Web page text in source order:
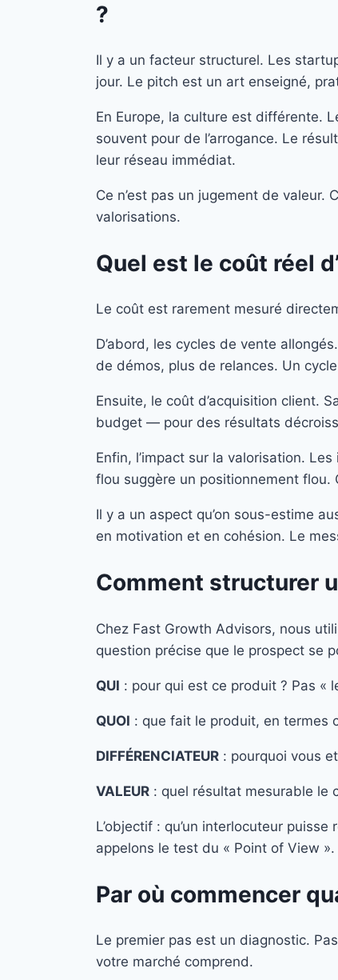
?
Il y a un facteur structurel. Les
jour. Le pitch est un art enseigné,
En Europe, la culture est différente.
souvent pour de l’arrogance. Le
leur réseau immédiat.
Ce n’est pas un jugement de
valorisations.
Quel est le coût réel
Le coût est rarement mesuré
D’abord, les cycles de vente
de démos, plus de relances. Un
Ensuite, le coût d’acquisition client.
budget — pour des résultats
Enfin, l’impact sur la valorisation.
flou suggère un positionnement
Il y a un aspect qu’on sous-estime
en motivation et en cohésion. Le
Comment structurer
Chez Fast Growth Advisors, nous
question précise que le prospect se
QUI : pour qui est ce produit ? Pas «
QUOI : que fait le produit, en termes
DIFFÉRENCIATEUR : pourquoi vous
VALEUR : quel résultat mesurable le
L’objectif : qu’un interlocuteur
appelons le test du « Point of View ».
Par où commencer
Le premier pas est un diagnostic.
votre marché comprend.